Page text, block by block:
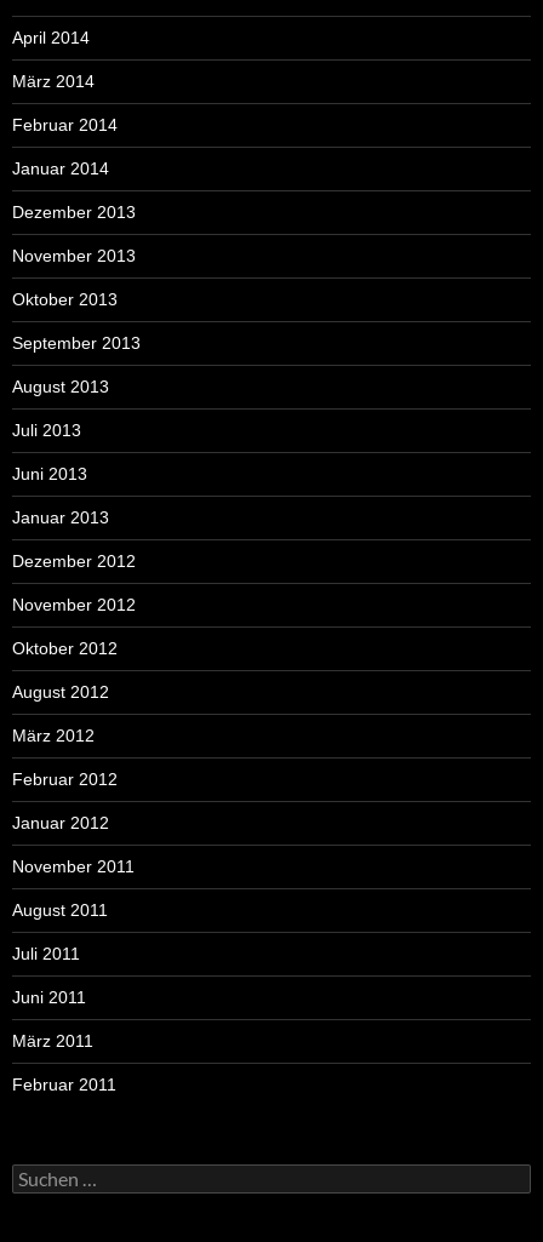
April 2014
März 2014
Februar 2014
Januar 2014
Dezember 2013
November 2013
Oktober 2013
September 2013
August 2013
Juli 2013
Juni 2013
Januar 2013
Dezember 2012
November 2012
Oktober 2012
August 2012
März 2012
Februar 2012
Januar 2012
November 2011
August 2011
Juli 2011
Juni 2011
März 2011
Februar 2011
Suchen
nach: